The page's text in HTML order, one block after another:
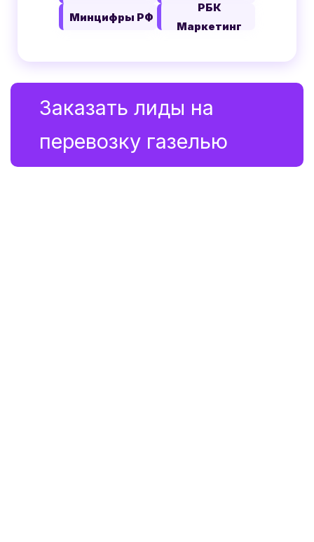
Минцифры РФ
РБК
Маркетинг
Заказать лиды на
перевозку газелью